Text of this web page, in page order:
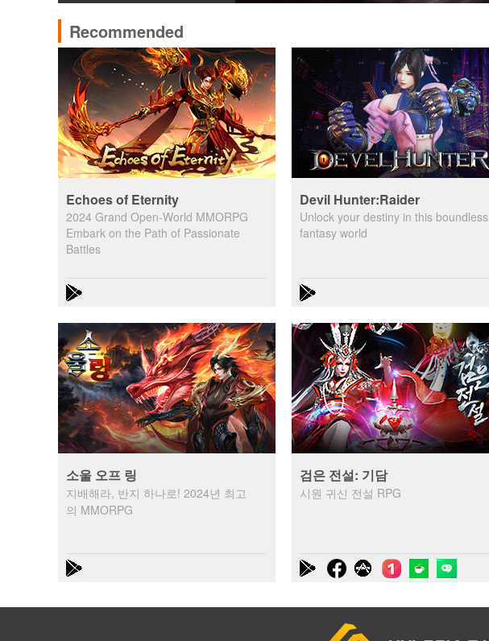
Recommended
Echoes of Eternity
2024 Grand Open-World MMORPG
Embark on the Path of Passionate
Battles
Devil Hunter:Raider
Unlock your destiny in this boundless
fantasy world
소울 오프 링
지배해라, 반지 하나로! 2024년 최고
의 MMORPG
검은 전설: 기담
시원 귀신 전설 RPG